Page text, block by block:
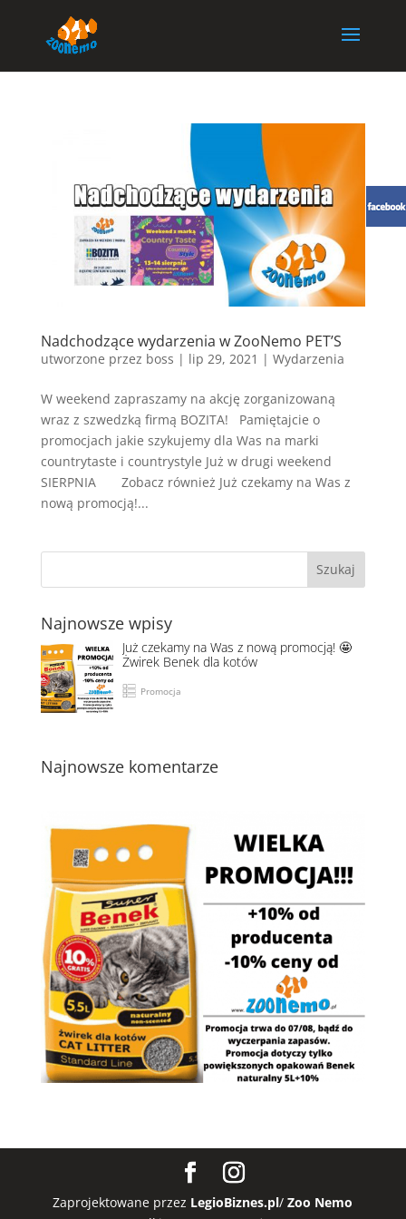
Nadchodzące wydarzenia w ZooNemo PET’S
utworzone przez boss | lip 29, 2021 | Wydarzenia
W weekend zapraszamy na akcję zorganizowaną
wraz z szwedzką firmą BOZITA! Pamiętajcie o
promocjach jakie szykujemy dla Was na marki
countrytaste i countrystyle Już w drugi weekend
SIERPNIA Zobacz również Już czekamy na Was z
nową promocją!...
Najnowsze wpisy
Promocja
Już czekamy na Was z nową promocją! 🤩
Żwirek Benek dla kotów
Najnowsze komentarze
Zaprojektowane przez LegioBiznes.pl/Zoo Nemo